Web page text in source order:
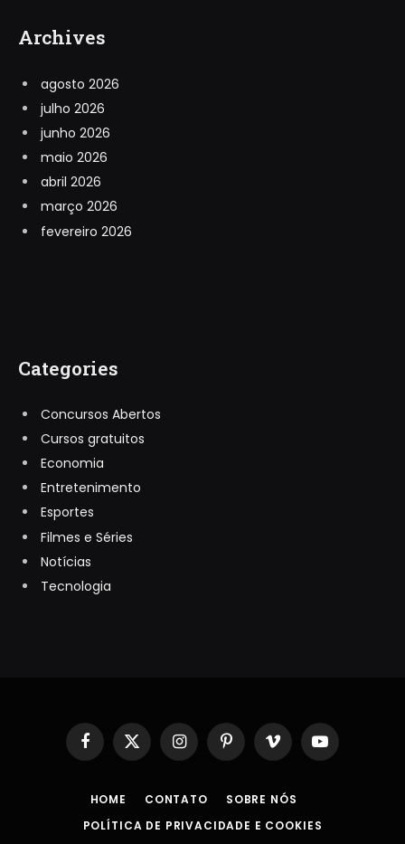
Archives
agosto 2026
julho 2026
junho 2026
maio 2026
abril 2026
março 2026
fevereiro 2026
Categories
Concursos Abertos
Cursos gratuitos
Economia
Entretenimento
Esportes
Filmes e Séries
Notícias
Tecnologia
Facebook
X
(Twitter)
InstagramPinterestVimeo YouTube
HOME CONTATO
SOBRE NÓS
POLÍTICA DE PRIVACIDADE E COOKIES